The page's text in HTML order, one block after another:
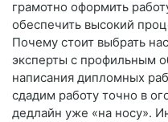
грамотно оформить
обеспечить высокий
Почему стоит выбрать
эксперты с профильным
написания дипломных
сдадим работу точно в
дедлайн уже «на носу».